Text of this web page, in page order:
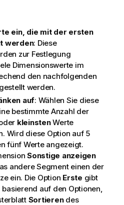
ein, die mit der ersten
werden: Diese
zur Festlegung
Dimensionswerte im
den nachfolgenden
werden.
auf: Wählen Sie diese
bestimmte Anzahl der
kleinstenWerte
Wird diese Option auf 5
fünf Werte angezeigt.
Sonstige anzeigen
andere Segment einen der
ein. Die Option Erste gibt
auf den Optionen,
Sortieren des